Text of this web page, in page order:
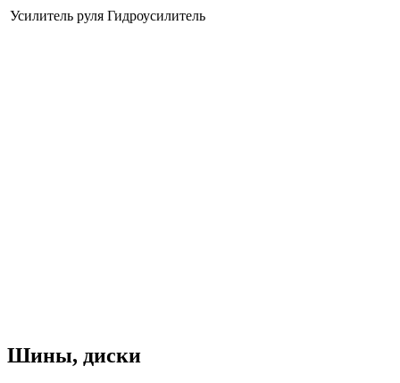
Усилитель руля Гидроусилитель
Шины, диски